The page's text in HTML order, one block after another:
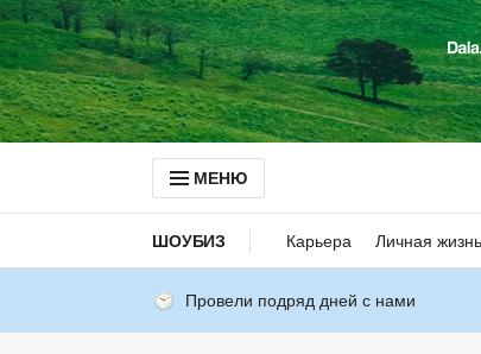
МЕНЮ
ШОУБИЗ Карьера Личная жизнь
Провели подряд дней с нами